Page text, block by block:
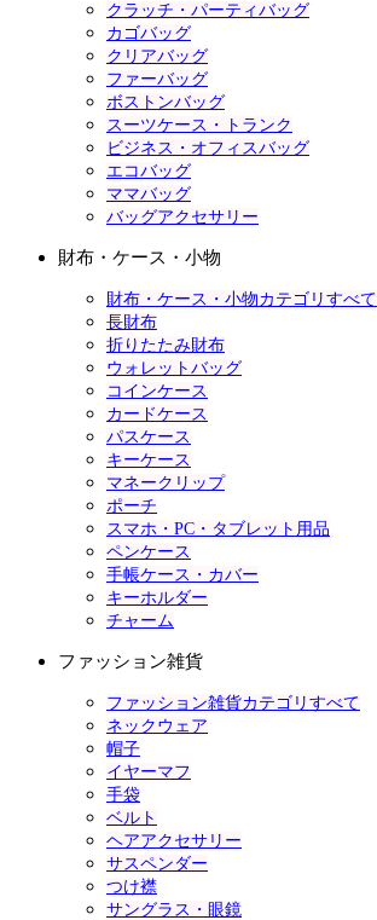
クラッチ・パーティバッグ
カゴバッグ
クリアバッグ
ファーバッグ
ボストンバッグ
スーツケース・トランク
ビジネス・オフィスバッグ
エコバッグ
ママバッグ
バッグアクセサリー
財布・ケース・小物
財布・ケース・小物カテゴリすべて
長財布
折りたたみ財布
ウォレットバッグ
コインケース
カードケース
パスケース
キーケース
マネークリップ
ポーチ
スマホ・PC・タブレット用品
ペンケース
手帳ケース・カバー
キーホルダー
チャーム
ファッション雑貨
ファッション雑貨カテゴリすべて
ネックウェア
帽子
イヤーマフ
手袋
ベルト
ヘアアクセサリー
サスペンダー
つけ襟
サングラス・眼鏡